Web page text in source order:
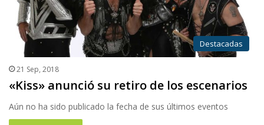
Destacadas
21 Sep, 2018
«Kiss» anunció su retiro de los escenarios
Aún no ha sido publicado la fecha de sus últimos eventos